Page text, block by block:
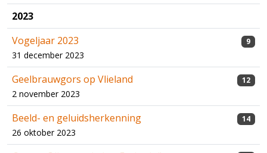
2023
Vogeljaar 2023
31 december 2023
9
Geelbrauwgors op Vlieland
2 november 2023
12
Beeld- en geluidsherkenning
26 oktober 2023
14